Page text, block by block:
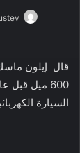
600 ميل
السيارة